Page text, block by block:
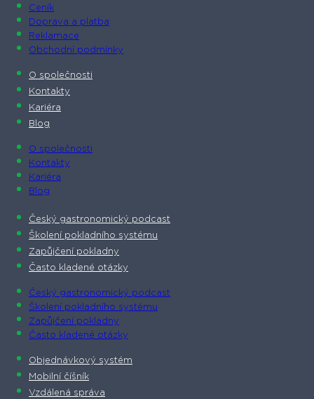
Ceník
Doprava a platba
Reklamace
Obchodní podmínky
O společnosti​
Kontakty
Kariéra
Blog
O společnosti​
Kontakty
Kariéra
Blog
Český gastronomický podcast​
Školení pokladního systému
Zapůjčení pokladny
Často kladené otázky
Český gastronomický podcast​
Školení pokladního systému
Zapůjčení pokladny
Často kladené otázky
Objednávkový systém
Mobilní číšník
Vzdálená správa